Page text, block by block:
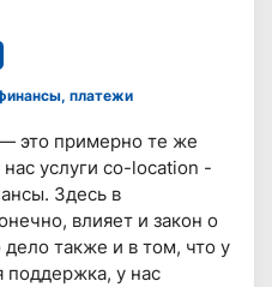
платежи
это примерно те же
услуги co-location -
Здесь в
влияет и закон о
также и в том, что у
поддержка, у нас